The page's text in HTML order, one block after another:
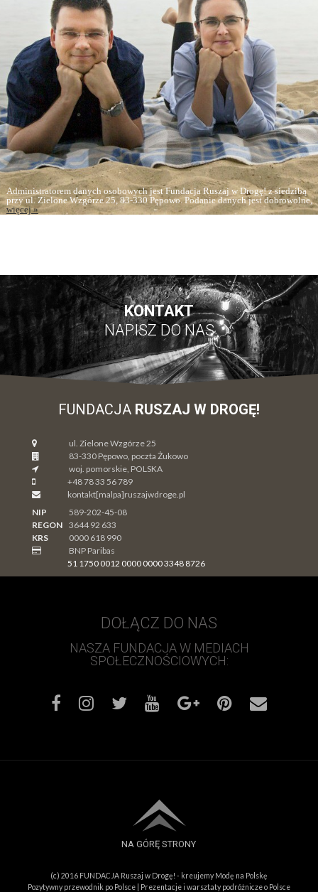
Administratorem danych osobowych jest Fundacja Ruszaj w Drogę! z siedzibą
przy ul. Zielone Wzgórze 25, 83-330 Pępowo. Podanie danych jest dobrowolne,
więcej »
KONTAKT
NAPISZ DO NAS
FUNDACJA RUSZAJ W DROGĘ!
ul. Zielone Wzgórze 25
83-330 Pępowo, poczta Żukowo
woj. pomorskie, POLSKA
+48 78 33 56 789
kontakt[malpa]ruszajwdroge.pl
NIP
589-202-45-08
REGON
3644 92 633
KRS
0000 618 990
BNP Paribas
51 1750 0012 0000 0000 3348 8726
DOŁĄCZ DO NAS
NASZA FUNDACJA W MEDIACH
SPOŁECZNOŚCIOWYCH:
NA GÓRĘ STRONY
(c) 2016 FUNDACJA Ruszaj w Drogę! - kreujemy Modę na Polskę
Pozytywny przewodnik po Polsce
Prezentacje i warsztaty podróżnicze o Polsce